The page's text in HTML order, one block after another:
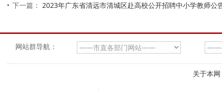
下一篇： 2023年广东省清远市清城区赴高校公开招聘中小学教师公
网站群导航：
关于本网